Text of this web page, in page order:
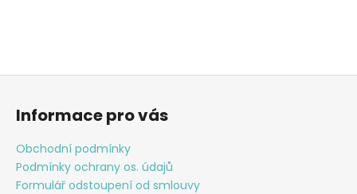
Z
Informace pro vás
Obchodní podmínky
Podmínky ochrany os. údajů
Formulář odstoupení od smlouvy